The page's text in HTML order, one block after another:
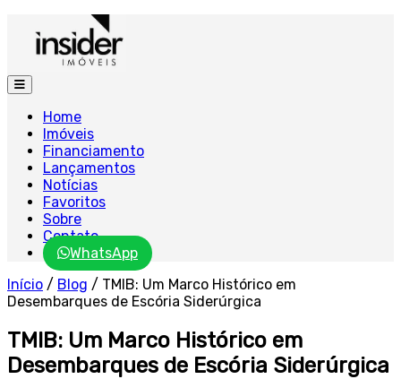
Home
Imóveis
Financiamento
Lançamentos
Notícias
Favoritos
Sobre
Contato
WhatsApp
Início / Blog / TMIB: Um Marco Histórico em
Desembarques de Escória Siderúrgica
TMIB: Um Marco Histórico em
Desembarques de Escória Siderúrgica